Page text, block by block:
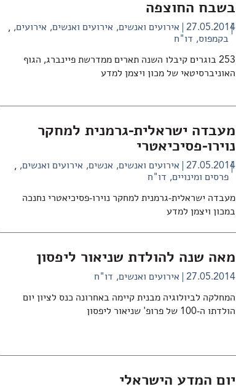
בשבח החוצפה
27.05.2014 אירועים ואנשים , אירועים ואנשים אירועים
בקמפוס דו"ח
253 בוגרים קיבלו השנה תארים ממדרשת פיינברג, הגוף
האוניברסיטאי של מכון ויצמן למדע
מעבדה ישראלית-גרמנית למחקר
נוירו-פסיכיאטרי
27.05.2014 אירועים ואנשים אנשים , אירועים ואנשים
פרסים ומינויים דו"ח
מעבדה ישראלית-גרמנית למחקר נוירו-פסיכיאטרי נחנכה
במכון ויצמן למדע
מאה שנה להולדת שניאור ליפסון
27.05.2014 אירועים ואנשים דו"ח
המחלקה לביולוגיה מבנית קיימה באחרונה כנס לציון יום
הולדתו ה-100 של פרופ' שניאור ליפסון
יום המדע הישראלי